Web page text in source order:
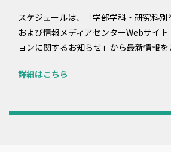
スケジュールは、「学部学科・研究科別
および情報メディアセンターWebサイ
ョンに関するお知らせ」から最新情報を
詳細はこちら